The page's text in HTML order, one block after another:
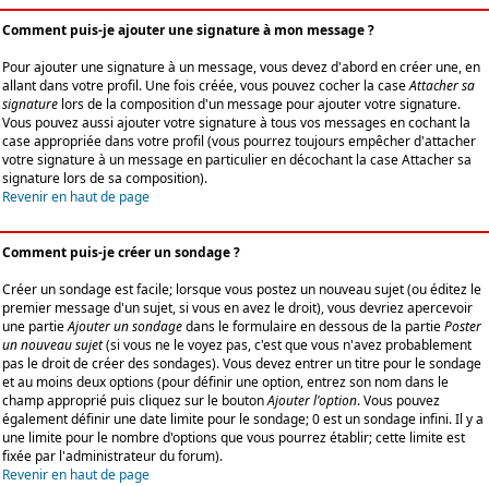
Comment puis-je ajouter une signature à mon message ?
Pour ajouter une signature à un message, vous devez d'abord en créer une, en
allant dans votre profil. Une fois créée, vous pouvez cocher la caseAttacher sa
signature lors de la composition d'un message pour ajouter votre signature.
Vous pouvez aussi ajouter votre signature à tous vos messages en cochant la
case appropriée dans votre profil (vous pourrez toujours empêcher d'attacher
votre signature à un message en particulier en décochant la case Attacher sa
signature lors de sa composition).
Revenir en haut de page
Comment puis-je créer un sondage ?
Créer un sondage est facile; lorsque vous postez un nouveau sujet (ou éditez le
premier message d'un sujet, si vous en avez le droit), vous devriez apercevoir
une partieAjouter un sondagedans le formulaire en dessous de la partiePoster
un nouveau sujet(si vous ne le voyez pas, c'est que vous n'avez probablement
pas le droit de créer des sondages). Vous devez entrer un titre pour le sondage
et au moins deux options (pour définir une option, entrez son nom dans le
champ approprié puis cliquez sur le boutonAjouter l'option. Vous pouvez
également définir une date limite pour le sondage; 0 est un sondage infini. Il y a
une limite pour le nombre d'options que vous pourrez établir; cette limite est
fixée par l'administrateur du forum).
Revenir en haut de page